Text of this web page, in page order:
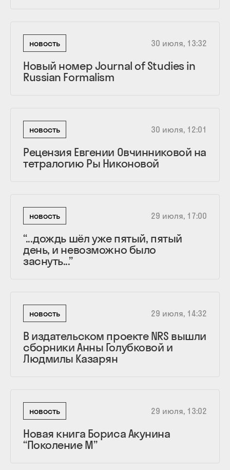
новость 30 июля, 13:32
Новый номер Journal of Studies in
Russian Formalism
новость 30 июля, 12:01
Рецензия Евгении Овчинниковой на
тетралогию Ры Никоновой
новость 29 июля, 17:00
“...дождь шёл уже пятый, пятый
день, и невозможно было
заснуть...”
новость 29 июля, 14:32
В издательском проекте NRS вышли
сборники Анны Голубковой и
Людмилы Казарян
новость 29 июля, 13:02
Новая книга Бориса Акунина
“Поколение М”